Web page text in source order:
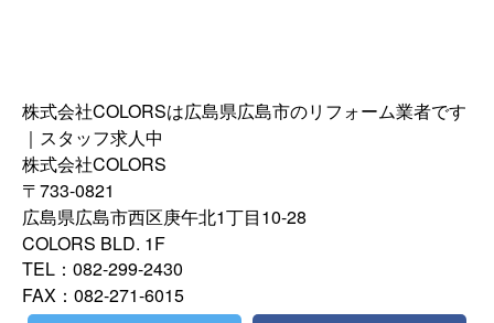
株式会社COLORSは広島県広島市のリフォーム業者です
｜スタッフ求人中
株式会社COLORS
〒733-0821
広島県広島市西区庚午北1丁目10-28
COLORS BLD. 1F
TEL：082-299-2430
FAX：082-271-6015